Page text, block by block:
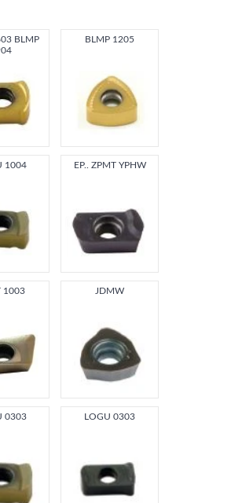
BLMP
BLMP 1205
1004 EP.. ZPMT YPHW
1003 JDMW
0303 LOGU 0303